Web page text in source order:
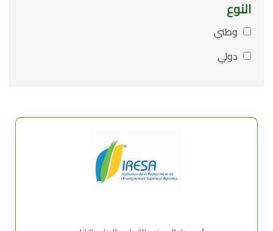
النوع
وطني
دولي